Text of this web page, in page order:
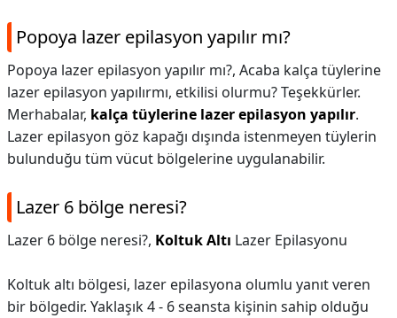
Popoya lazer epilasyon yapılır mı?
Popoya lazer epilasyon yapılır mı?, Acaba kalça tüylerine
lazer epilasyon yapılırmı, etkilisi olurmu? Teşekkürler.
Merhabalar, kalça tüylerine lazer epilasyon yapılır.
Lazer epilasyon göz kapağı dışında istenmeyen tüylerin
bulunduğu tüm vücut bölgelerine uygulanabilir.
Lazer 6 bölge neresi?
Lazer 6 bölge neresi?, Koltuk Altı Lazer Epilasyonu
Koltuk altı bölgesi, lazer epilasyona olumlu yanıt veren
bir bölgedir. Yaklaşık 4 - 6 seansta kişinin sahip olduğu